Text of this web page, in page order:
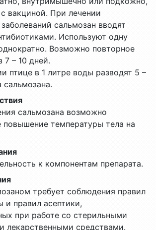
вакциной. При лечении
сальмозан вводят
Используют одну
Возможно повторное
7 – 10 дней.
птице в 1 литре воды разводят 5 –
сальмозана.
сальмозана возможно
повышение температуры тела на
к компонентам препарата.
требует соблюдения правил
и правил асептики,
при работе со стерильными
лекарственными средствами.